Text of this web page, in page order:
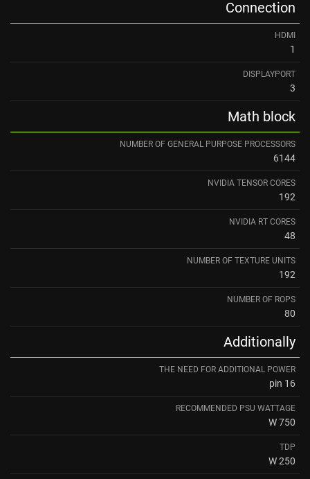
Connection
HDMI
1
DISPLAYPORT
3
Math block
NUMBER OF GENERAL PURPOSE PROCESSORS
6144
NVIDIA TENSOR CORES
192
NVIDIA RT CORES
48
NUMBER OF TEXTURE UNITS
192
NUMBER OF ROPS
80
Additionally
THE NEED FOR ADDITIONAL POWER
16 pin
RECOMMENDED PSU WATTAGE
750 W
TDP
250 W